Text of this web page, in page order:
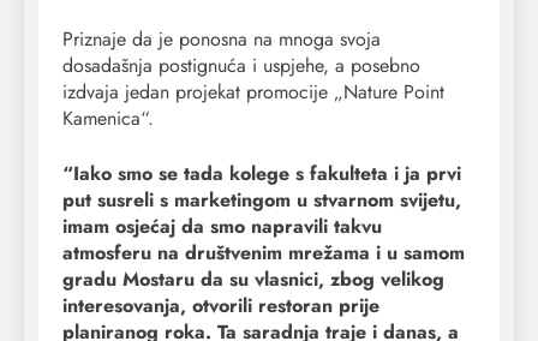
Priznaje da je ponosna na mnoga svoja
dosadašnja postignuća i uspjehe, a posebno
izdvaja jedan projekat promocije „Nature Point
Kamenica“.
“Iako smo se tada kolege s fakulteta i ja prvi
put susreli s marketingom u stvarnom svijetu,
imam osjećaj da smo napravili takvu
atmosferu na društvenim mrežama i u samom
gradu Mostaru da su vlasnici, zbog velikog
interesovanja, otvorili restoran prije
planiranog roka. Ta saradnja traje i danas, a